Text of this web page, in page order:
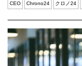
SERVICE
初めての方へ
Q&A
企業担当の方へ
CEO Chrono24 クロノ24